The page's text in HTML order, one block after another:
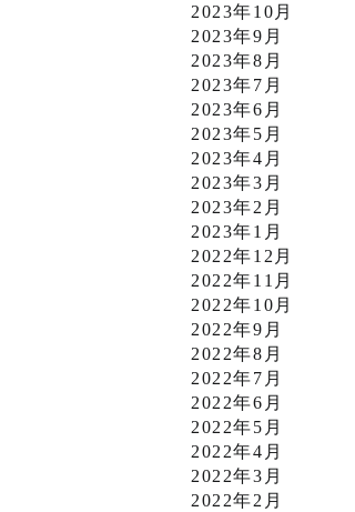
2023年10月
2023年9月
2023年8月
2023年7月
2023年6月
2023年5月
2023年4月
2023年3月
2023年2月
2023年1月
2022年12月
2022年11月
2022年10月
2022年9月
2022年8月
2022年7月
2022年6月
2022年5月
2022年4月
2022年3月
2022年2月